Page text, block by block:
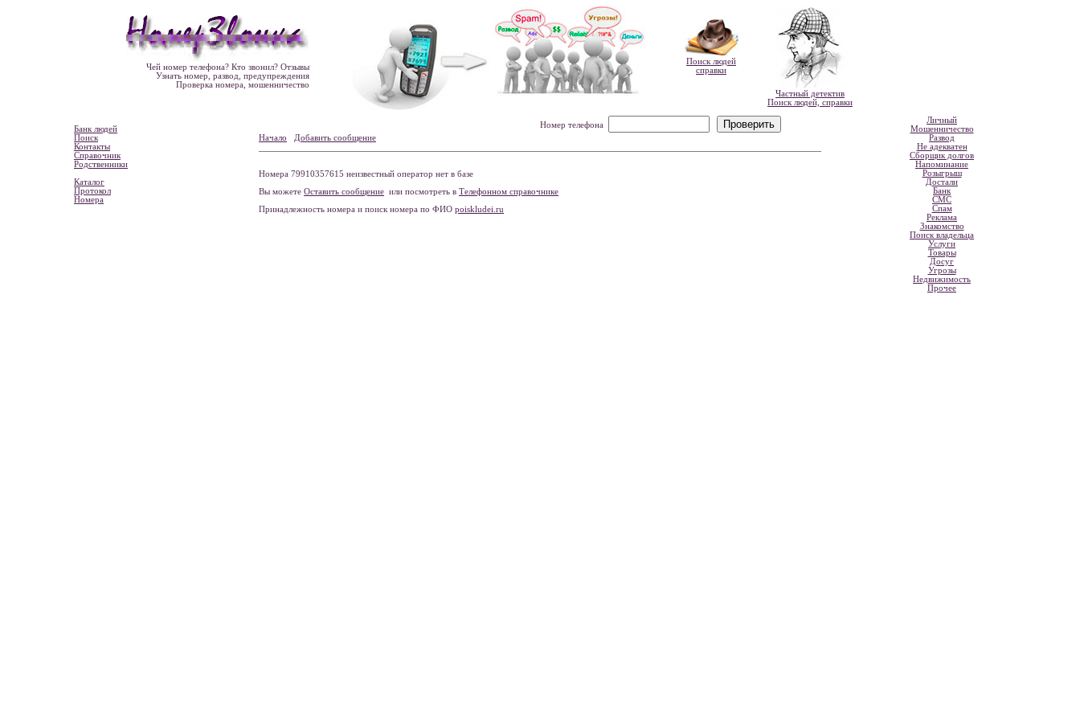
Чей номер телефона? Кто звонил? Отзывы
Узнать номер, развод, предупреждения
Проверка номера, мошенничество
Поиск людей
справки
Частный детектив
Поиск людей, справки
Банк людей
Поиск
Контакты
Справочник
Родственники
Каталог
Протокол
Номера
Номер телефона
Начало
Добавить сообщение
Номера 79910357615 неизвестный оператор нет в базе
Вы можете Оставить сообщение или посмотреть в Телефонном справочнике
Принадлежность номера и поиск номера по ФИО poiskludei.ru
Личный
Мошенничество
Развод
Не адекватен
Сборщик долгов
Напоминание
Розыгрыш
Достали
Банк
СМС
Спам
Реклама
Знакомство
Поиск владельца
Услуги
Товары
Досуг
Угрозы
Недвижимость
Прочее